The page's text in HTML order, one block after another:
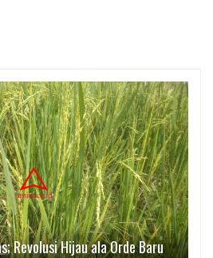
Revolusi Hijau ala Orde Baru